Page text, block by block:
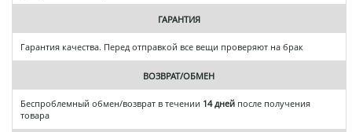
ГАРАНТИЯ
Гарантия качества. Перед отправкой все вещи проверяют на брак
ВОЗВРАТ/ОБМЕН
Беспроблемный обмен/возврат в течении 14 дней после получения
товара